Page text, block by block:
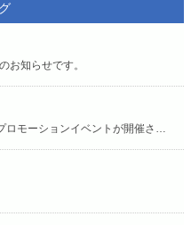
お知らせです。
ベントが開催されています（7/27〜8/2）